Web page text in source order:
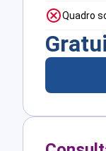
Quadro